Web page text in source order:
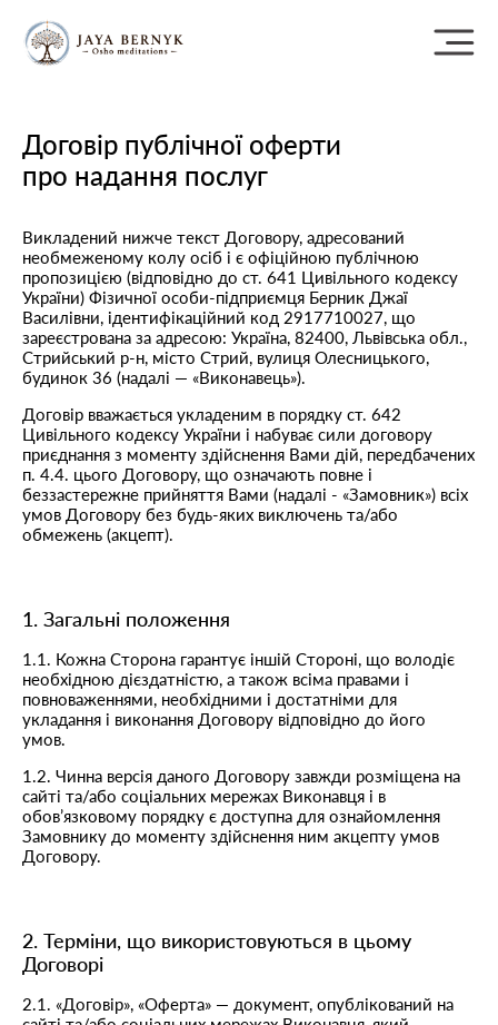
Договір публічної оферти
про надання послуг
Викладений нижче текст Договору, адресований
необмеженому колу осіб і є офіційною публічною
пропозицією (відповідно до ст. 641 Цивільного кодексу
України) Фізичної особи-підприємця Берник Джаї
Василівни, ідентифікаційний код 2917710027, що
зареєстрована за адресою: Україна, 82400, Львівська обл.,
Стрийський р-н, місто Стрий, вулиця Олесницького,
будинок 36 (надалі — «Виконавець»).
Договір вважається укладеним в порядку ст. 642
Цивільного кодексу України і набуває сили договору
приєднання з моменту здійснення Вами дій, передбачених
п. 4.4. цього Договору, що означають повне і
беззастережне прийняття Вами (надалі - «Замовник») всіх
умов Договору без будь-яких виключень та/або
обмежень (акцепт).
1. Загальні положення
1.1. Кожна Сторона гарантує іншій Стороні, що володіє
необхідною дієздатністю, а також всіма правами і
повноваженнями, необхідними і достатніми для
укладання і виконання Договору відповідно до його
умов.
1.2. Чинна версія даного Договору завжди розміщена на
сайті та/або соціальних мережах Виконавця і в
обов’язковому порядку є доступна для ознайомлення
Замовнику до моменту здійснення ним акцепту умов
Договору.
2. Терміни, що використовуються в цьому
Договорі
2.1. «Договір», «Оферта» — документ, опублікований на